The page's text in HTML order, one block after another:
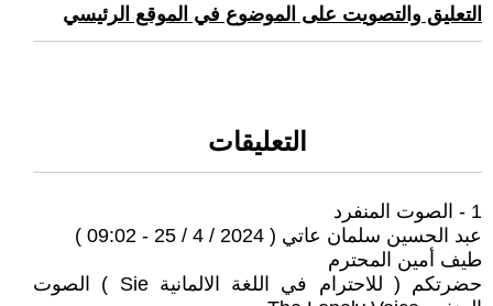
التعليق والتصويت على الموضوع في الموقع الرئيسي
التعليقات
1 - الصوت المنفرد
عبد الحسين سلمان عاتي ( 2024 / 4 / 25 - 09:02 )
طيف أمين المحترم
حضرتكم ( للاحترام في اللغة الالمانية Sie ) الصوت